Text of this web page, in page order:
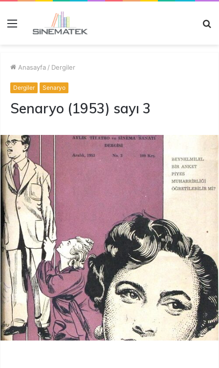
Menü
Anasayfa / Dergiler
Dergiler Senaryo
Senaryo (1953) sayı 3